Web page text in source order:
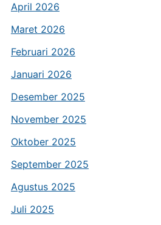
April 2026
Maret 2026
Februari 2026
Januari 2026
Desember 2025
November 2025
Oktober 2025
September 2025
Agustus 2025
Juli 2025